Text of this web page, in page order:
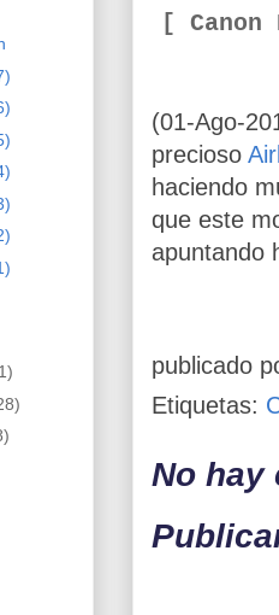
[ Canon
(01-Ago-
precioso
haciendo
que este
apuntando
publicado
Etiquetas:
No hay